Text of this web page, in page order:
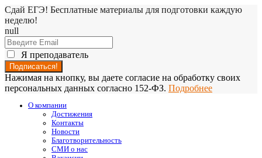
Сдай ЕГЭ! Бесплатные материалы для подготовки каждую
неделю!
null
Я преподаватель
Нажимая на кнопку, вы даете согласие на обработку своих
персональных данных согласно 152-ФЗ. Подробнее
О компании
Достижения
Контакты
Новости
Благотворительность
СМИ о нас